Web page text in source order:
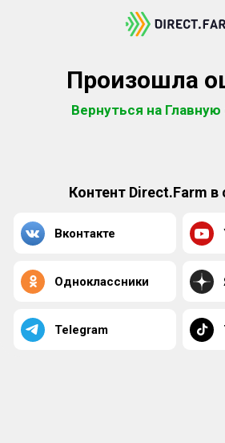
Произошла
Вернуться на Главную
Контент Direct.Farm в
Вконтакте
Одноклассники
Telegram